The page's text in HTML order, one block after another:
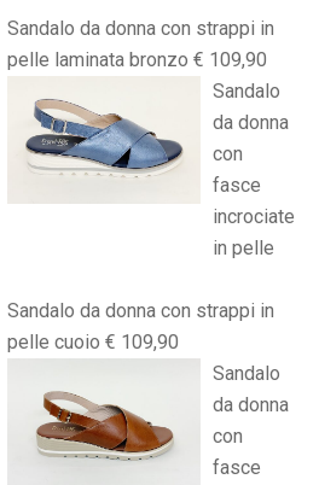
Sandalo da donna con strappi in
pelle laminata bronzo € 109,90
Sandalo
da donna
con
fasce
incrociate
in pelle
Sandalo da donna con strappi in
pelle cuoio € 109,90
Sandalo
da donna
con
fasce